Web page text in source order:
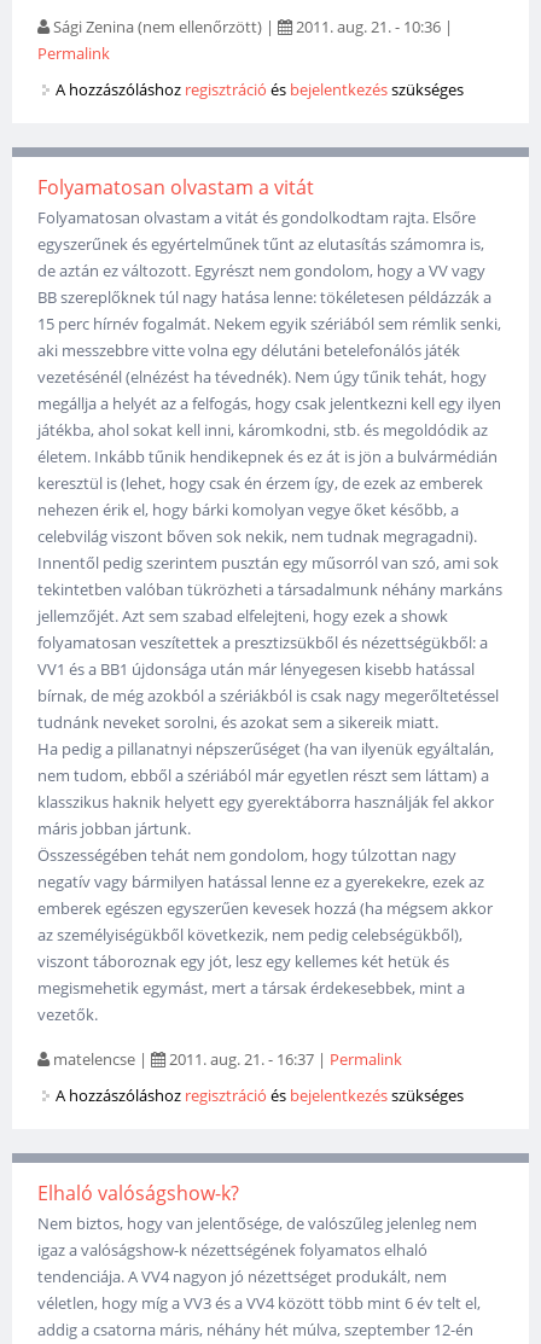
Sági Zenina (nem ellenőrzött) | 2011. aug. 21. - 10:36 |
Permalink
A hozzászóláshoz regisztráció és bejelentkezésszükséges
Folyamatosan olvastam a vitát
Folyamatosan olvastam a vitát és gondolkodtam rajta. Elsőre
egyszerűnek és egyértelműnek tűnt az elutasítás számomra is,
de aztán ez változott. Egyrészt nem gondolom, hogy a VV vagy
BB szereplőknek túl nagy hatása lenne: tökéletesen példázzák a
15 perc hírnév fogalmát. Nekem egyik szériából sem rémlik senki,
aki messzebbre vitte volna egy délutáni betelefonálós játék
vezetésénél (elnézést ha tévednék). Nem úgy tűnik tehát, hogy
megállja a helyét az a felfogás, hogy csak jelentkezni kell egy ilyen
játékba, ahol sokat kell inni, káromkodni, stb. és megoldódik az
életem. Inkább tűnik hendikepnek és ez át is jön a bulvármédián
keresztül is (lehet, hogy csak én érzem így, de ezek az emberek
nehezen érik el, hogy bárki komolyan vegye őket később, a
celebvilág viszont bőven sok nekik, nem tudnak megragadni).
Innentől pedig szerintem pusztán egy műsorról van szó, ami sok
tekintetben valóban tükrözheti a társadalmunk néhány markáns
jellemzőjét. Azt sem szabad elfelejteni, hogy ezek a showk
folyamatosan veszítettek a presztizsükből és nézettségükből: a
VV1 és a BB1 újdonsága után már lényegesen kisebb hatással
bírnak, de még azokból a szériákból is csak nagy megerőltetéssel
tudnánk neveket sorolni, és azokat sem a sikereik miatt.
Ha pedig a pillanatnyi népszerűséget (ha van ilyenük egyáltalán,
nem tudom, ebből a szériából már egyetlen részt sem láttam) a
klasszikus haknik helyett egy gyerektáborra használják fel akkor
máris jobban jártunk.
Összességében tehát nem gondolom, hogy túlzottan nagy
negatív vagy bármilyen hatással lenne ez a gyerekekre, ezek az
emberek egészen egyszerűen kevesek hozzá (ha mégsem akkor
az személyiségükből következik, nem pedig celebségükből),
viszont táboroznak egy jót, lesz egy kellemes két hetük és
megismehetik egymást, mert a társak érdekesebbek, mint a
vezetők.
matelencse | 2011. aug. 21. - 16:37 | Permalink
A hozzászóláshoz regisztráció és bejelentkezésszükséges
Elhaló valóságshow-k?
Nem biztos, hogy van jelentősége, de valószűleg jelenleg nem
igaz a valóságshow-k nézettségének folyamatos elhaló
tendenciája. A VV4 nagyon jó nézettséget produkált, nem
véletlen, hogy míg a VV3 és a VV4 között több mint 6 év telt el,
addig a csatorna máris, néhány hét múlva, szeptember 12-én